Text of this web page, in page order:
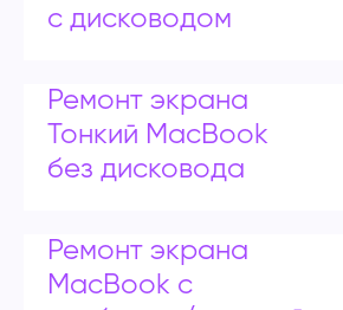
с дисководом
Ремонт экрана
Тонкий MacBook
без дисковода
Ремонт экрана
MacBook с